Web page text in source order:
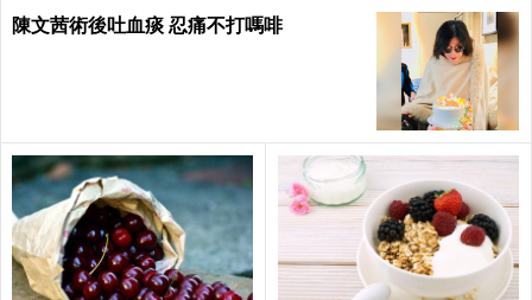
陳文茜術後吐血痰 忍痛不打嗎啡